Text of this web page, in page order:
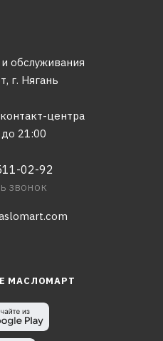
обслуживания
г. Нягань
центра
21:00
02-92
ЗВОНОК
МАСЛОМАРТ